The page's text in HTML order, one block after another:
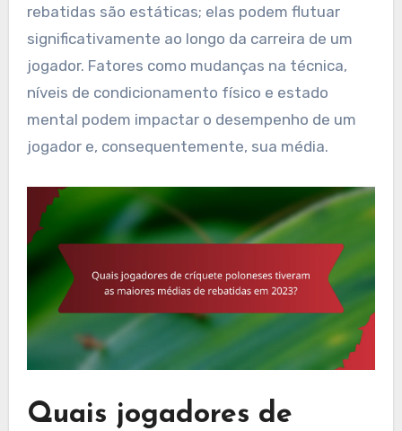
rebatidas são estáticas; elas podem flutuar
significativamente ao longo da carreira de um
jogador. Fatores como mudanças na técnica,
níveis de condicionamento físico e estado
mental podem impactar o desempenho de um
jogador e, consequentemente, sua média.
Quais jogadores de